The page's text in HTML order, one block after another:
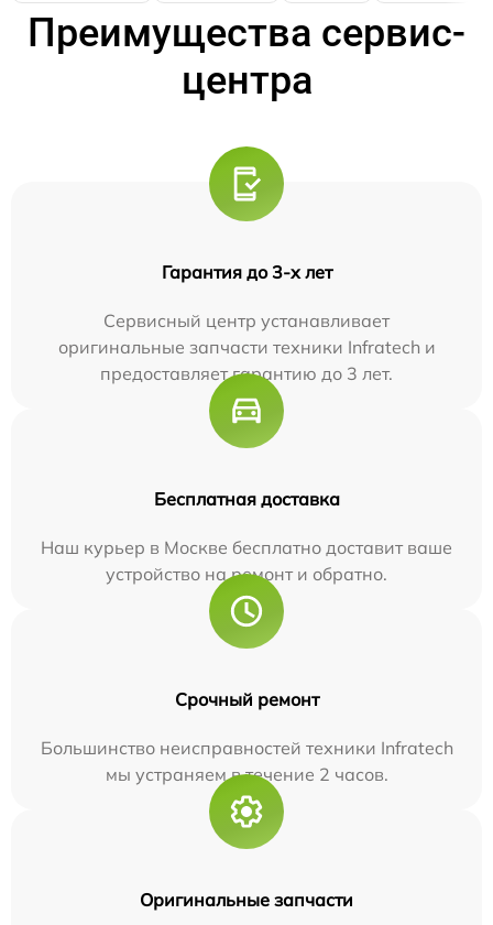
Преимущества сервис-
центра
Гарантия до 3-х лет
Сервисный центр устанавливает
оригинальные запчасти техники Infratech и
предоставляет гарантию до 3 лет.
Бесплатная доставка
Наш курьер в Москве бесплатно доставит ваше
устройство на ремонт и обратно.
Срочный ремонт
Большинство неисправностей техники Infratech
мы устраняем в течение 2 часов.
Оригинальные запчасти